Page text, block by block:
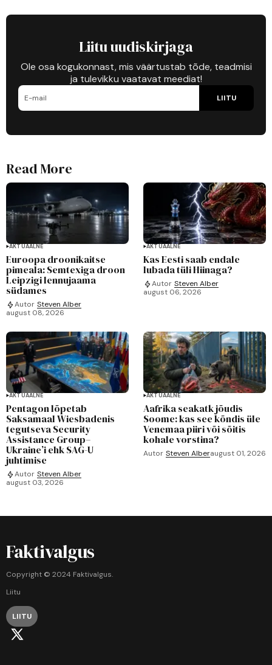
Liitu uudiskirjaga
Ole osa kogukonnast, mis väärtustab tõde, teadmisi
ja tulevikku vaatavat meediat!
LIITU
Read More
AKTUAALNE
Euroopa droonikaitse
pimeala: Semtexiga droon
Leipzigi lennujaama
südames
Autor Steven Alber
august 08, 2026
AKTUAALNE
Kas Eesti saab endale
lubada tüli Hiinaga?
Autor Steven Alber
august 06, 2026
AKTUAALNE
Pentagon lõpetab
Saksamaal Wiesbadenis
tegutseva Security
Assistance Group–
Ukraine’i ehk SAG-U
juhtimise
Autor Steven Alber
august 03, 2026
AKTUAALNE
Aafrika seakatk jõudis
Soome: kas see kõndis üle
Venemaa piiri või sõitis
kohale vorstina?
Autor Steven Alberaugust 01, 2026
Faktivalgus
Copyright © 2024 Faktivalgus.
Liitu
LIITU